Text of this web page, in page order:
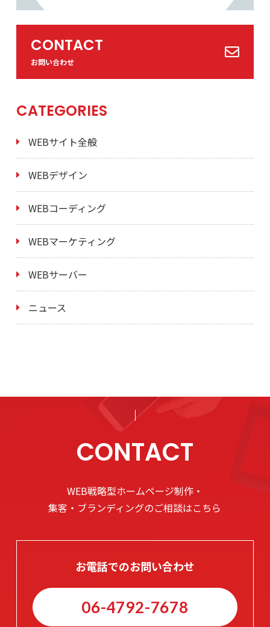
CONTACT
お問い合わせ
CATEGORIES
WEBサイト全般
WEBデザイン
WEBコーディング
WEBマーケティング
WEBサーバー
ニュース
CONTACT
WEB戦略型ホームページ制作・
集客・ブランディングのご相談はこちら
お電話でのお問い合わせ
06-4792-7678